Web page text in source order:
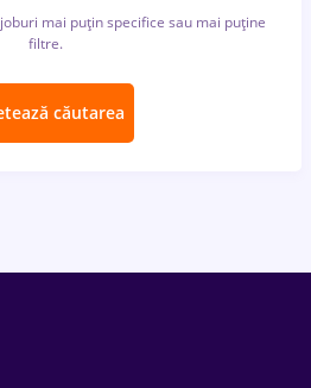
mai puțin specifice sau mai puține
filtre.
căutarea